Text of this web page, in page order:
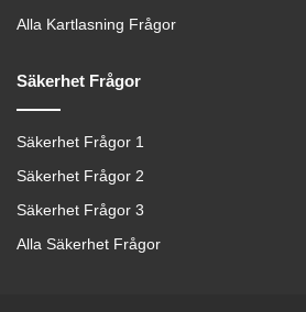
Alla Kartlasning Frågor
Säkerhet Frågor
Säkerhet Frågor 1
Säkerhet Frågor 2
Säkerhet Frågor 3
Alla Säkerhet Frågor